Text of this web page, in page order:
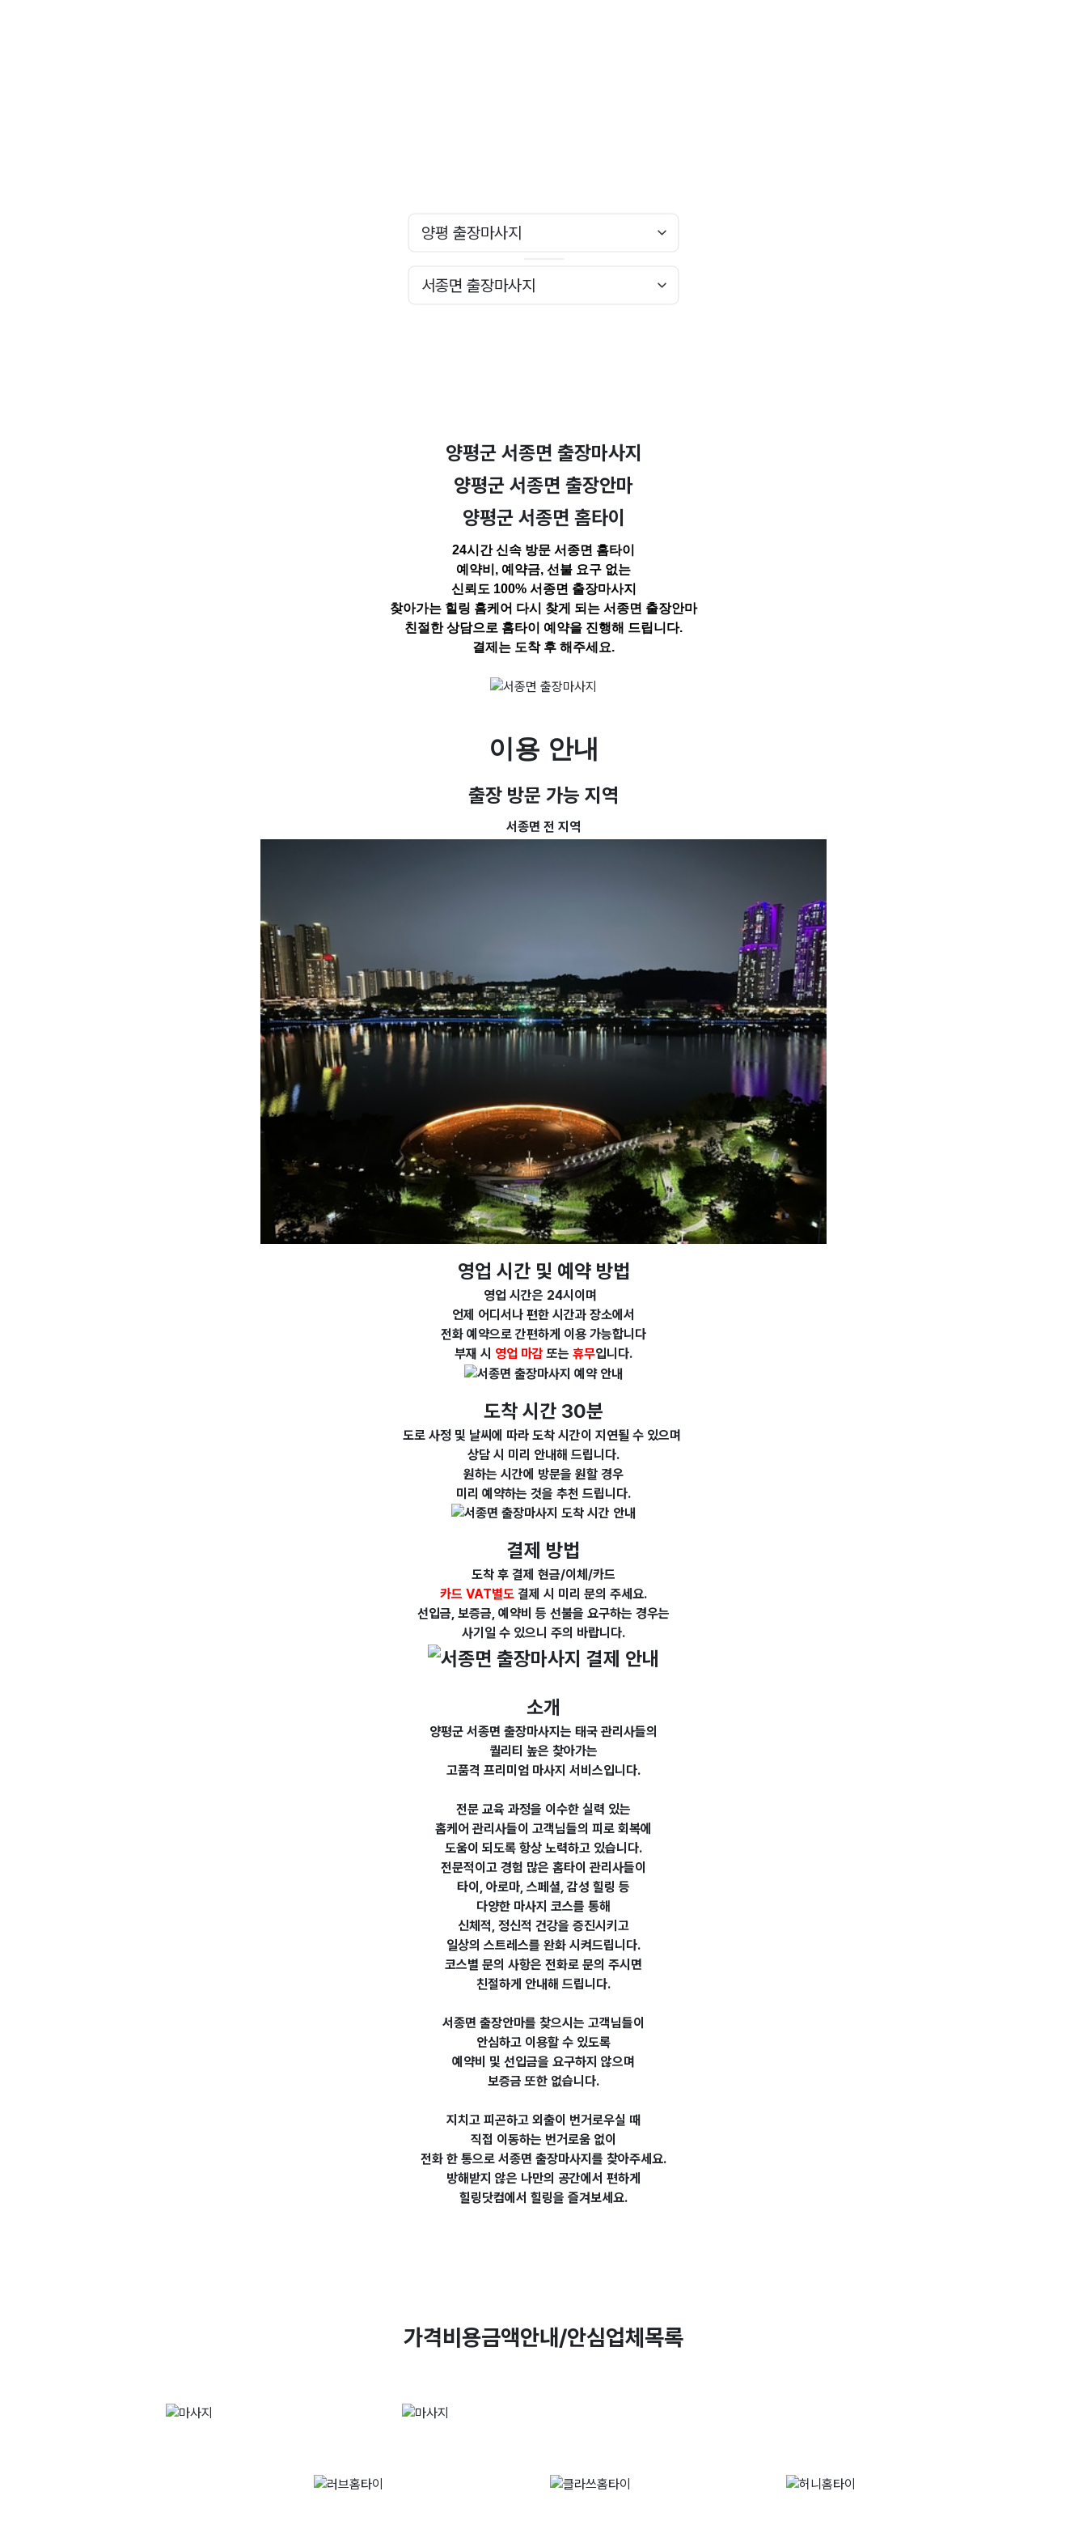
양평군 서종면 출장마사지
양평군 서종면 출장안마
양평군 서종면 홈타이
24시간 신속 방문 서종면 홈타이
예약비, 예약금, 선불 요구 없는
신뢰도 100% 서종면 출장마사지
찾아가는 힐링 홈케어 다시 찾게 되는 서종면 출장안마
친절한 상담으로 홈타이 예약을 진행해 드립니다.
결제는 도착 후 해주세요.
이용 안내
출장 방문 가능 지역
서종면 전 지역
영업 시간 및 예약 방법
영업 시간은 24시이며
언제 어디서나 편한 시간과 장소에서
전화 예약으로 간편하게 이용 가능합니다
부재 시 영업 마감 또는 휴무입니다.
도착 시간 30분
도로 사정 및 날씨에 따라 도착 시간이 지연될 수 있으며
상담 시 미리 안내해 드립니다.
원하는 시간에 방문을 원할 경우
미리 예약하는 것을 추천 드립니다.
결제 방법
도착 후 결제 현금/이체/카드
카드 VAT별도 결제 시 미리 문의 주세요.
선입금, 보증금, 예약비 등 선불을 요구하는 경우는
사기일 수 있으니 주의 바랍니다.
소개
양평군 서종면 출장마사지는 태국 관리사들의
퀄리티 높은 찾아가는
고품격 프리미엄 마사지 서비스입니다.
전문 교육 과정을 이수한 실력 있는
홈케어 관리사들이 고객님들의 피로 회복에
도움이 되도록 항상 노력하고 있습니다.
전문적이고 경험 많은 홈타이 관리사들이
타이, 아로마, 스페셜, 감성 힐링 등
다양한 마사지 코스를 통해
신체적, 정신적 건강을 증진시키고
일상의 스트레스를 완화 시켜드립니다.
코스별 문의 사항은 전화로 문의 주시면
친절하게 안내해 드립니다.
서종면 출장안마를 찾으시는 고객님들이
안심하고 이용할 수 있도록
예약비 및 선입금을 요구하지 않으며
보증금 또한 없습니다.
지치고 피곤하고 외출이 번거로우실 때
직접 이동하는 번거로움 없이
전화 한 통으로 서종면 출장마사지를 찾아주세요.
방해받지 않은 나만의 공간에서 편하게
힐링닷컴에서 힐링을 즐겨보세요.
가격비용금액안내/안심업체목록